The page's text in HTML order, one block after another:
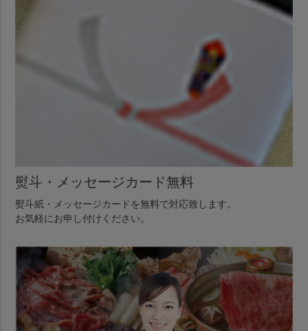
熨斗・メッセージカード無料
熨斗紙・メッセージカードを無料で対応致します。
お気軽にお申し付けください。